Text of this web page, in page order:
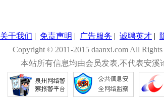
关于我们 | 免责声明 | 广告服务 | 诚聘英才 |
Copyright © 2011-2015 daanxi.com All
本站所有信息均由会员发表,不代表安